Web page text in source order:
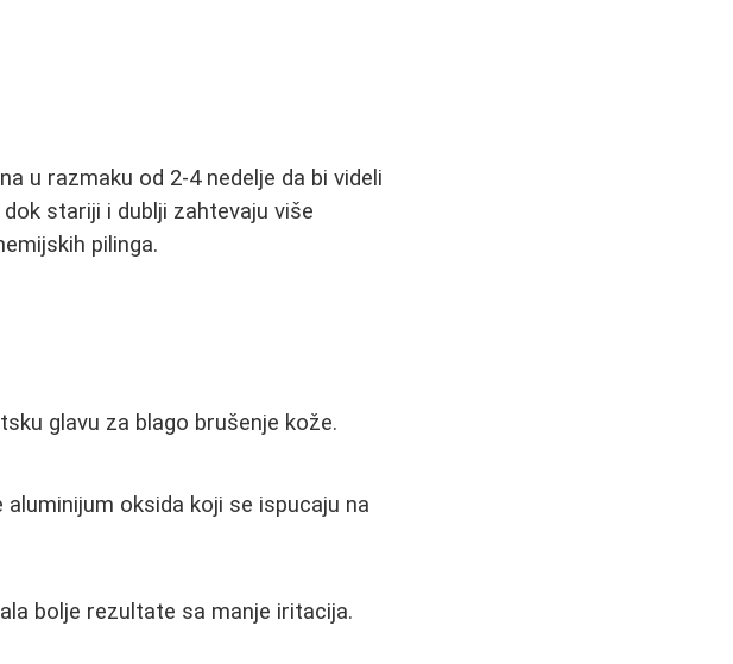
u razmaku od 2-4 nedelje da bi videli
stariji i dublji zahtevaju više
pilinga.
glavu za blago brušenje kože.
oksida koji se ispucaju na
bolje rezultate sa manje iritacija.